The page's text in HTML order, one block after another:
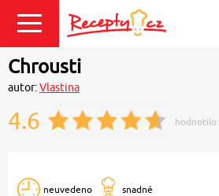
Přihlásit se
Chrousti
autor:Vlastina
4.6 hodnotilo:
neuvedeno snadné